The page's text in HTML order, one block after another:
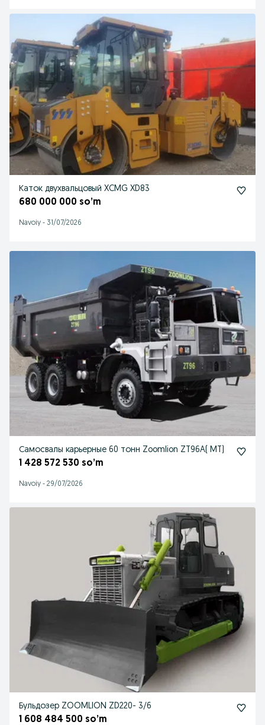
Каток двухвальцовый XCMG XD83
680 000 000 so’m
Navoiy - 31/07/2026
Самосвалы карьерные 60 тонн Zoomlion ZT96A( MT)
1 428 572 530 so’m
Navoiy - 29/07/2026
Бульдозер ZOOMLION ZD220- 3/6
1 608 484 500 so’m